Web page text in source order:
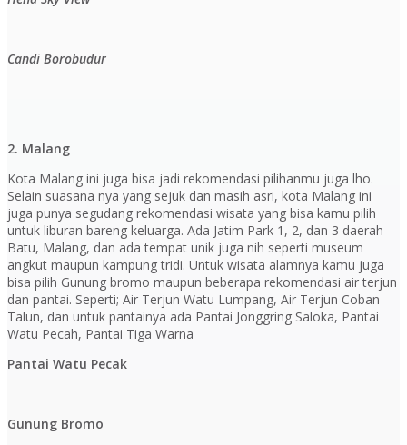
Candi Borobudur
2. Malang
Kota Malang ini juga bisa jadi rekomendasi pilihanmu juga lho.
Selain suasana nya yang sejuk dan masih asri, kota Malang ini
juga punya segudang rekomendasi wisata yang bisa kamu pilih
untuk liburan bareng keluarga. Ada Jatim Park 1, 2, dan 3 daerah
Batu, Malang, dan ada tempat unik juga nih seperti museum
angkut maupun kampung tridi. Untuk wisata alamnya kamu juga
bisa pilih Gunung bromo maupun beberapa rekomendasi air terjun
dan pantai. Seperti; Air Terjun Watu Lumpang, Air Terjun Coban
Talun, dan untuk pantainya ada Pantai Jonggring Saloka, Pantai
Watu Pecah, Pantai Tiga Warna
Pantai Watu Pecak
Gunung Bromo